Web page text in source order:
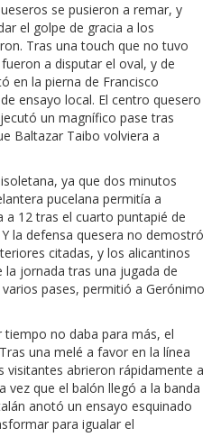
se pusieron a remar, y
el golpe de gracia a los
Tras una touch que no tuvo
a disputar el oval, y de
en la pierna de Francisco
ensayo local. El centro quesero
un magnífico pase tras
Baltazar Taibo volviera a
ya que dos minutos
pucelana permitía a
a 12 tras el cuarto puntapié de
la defensa quesera no demostró
citadas, y los alicantinos
jornada tras una jugada de
pases, permitió a Gerónimo
tiempo no daba para más, el
una melé a favor en la línea
visitantes abrieron rápidamente a
vez que el balón llegó a la banda
anotó un ensayo esquinado
para igualar el